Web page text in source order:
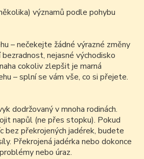
významů podle pohybu
– nečekejte žádné výrazné změny
bezradnost, nejasné východisko
cokoliv zlepšit je marná
– splní se vám vše, co si přejete.
dodržovaný v mnoha rodinách.
napůl (ne přes stopku). Pokud
bez překrojených jadérek, budete
Překrojená jadérka nebo dokonce
nebo úraz.